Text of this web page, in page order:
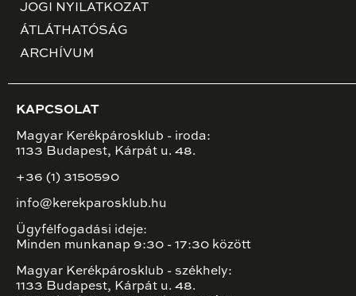
JOGI NYILATKOZAT
ÁTLÁTHATÓSÁG
ARCHÍVUM
KAPCSOLAT
Magyar Kerékpárosklub - iroda:
1133 Budapest, Kárpát u. 48.
+36 (1) 3150590
info@kerekparosklub.hu
Ügyfélfogadási ideje:
Minden munkanap 9:30 - 17:30 között
Magyar Kerékpárosklub - székhely:
1133 Budapest, Kárpát u. 48.